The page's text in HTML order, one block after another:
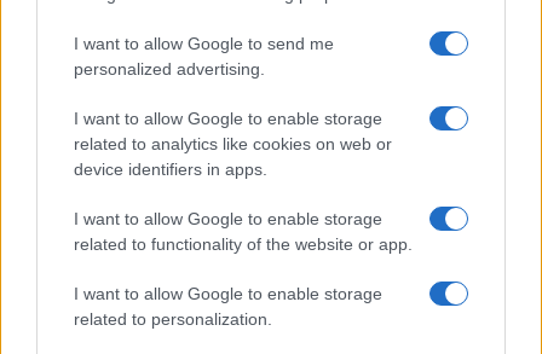
I want to allow Google to send me
personalized advertising.
I want to allow Google to enable storage
related to analytics like cookies on web or
device identifiers in apps.
I want to allow Google to enable storage
related to functionality of the website or app.
I want to allow Google to enable storage
related to personalization.
Il diritto alla volgarità, la multa allo
Zoo di 105 e gli applausi contro il
ddl Zan
30 Ottobre 2021, 8:23